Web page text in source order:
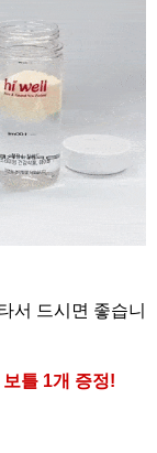
서 드시면 좋습니
보틀 1개 증정!